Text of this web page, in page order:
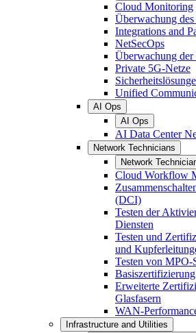
Cloud Monitoring
Überwachung
Integrations and
NetSecOps
Überwachung
Private 5G-Netze
Unified
AI Ops
AI Ops
AI Data Center
Network Technicians
Network
Cloud Workflow
(DCI)
Testen der
Diensten
Testen und
und
Testen von MPO-
Erweiterte
Glasfasern
WAN-
Infrastructure and Utilities